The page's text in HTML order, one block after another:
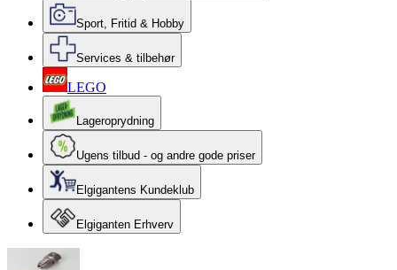
Sport, Fritid & Hobby
Services & tilbehør
LEGO
Lageroprydning
Ugens tilbud - og andre gode priser
Elgigantens Kundeklub
Elgiganten Erhverv